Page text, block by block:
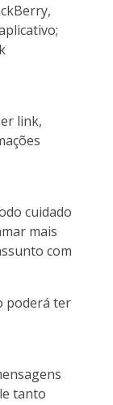
link,
cuidado
mais
com
poderá ter
tanto